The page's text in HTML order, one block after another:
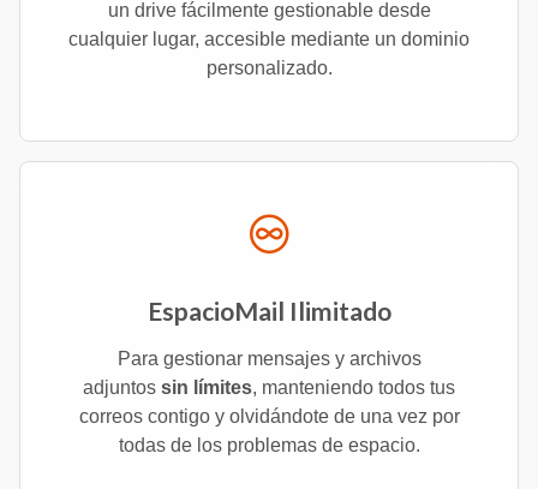
un drive fácilmente gestionable desde
cualquier lugar, accesible mediante un dominio
personalizado.
EspacioMail Ilimitado
Para gestionar mensajes y archivos
adjuntos sin límites, manteniendo todos tus
correos contigo y olvidándote de una vez por
todas de los problemas de espacio.